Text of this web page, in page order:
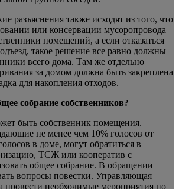
разъяснения также исходят из того, что
или консервации мусоропровода
помещений, а если отказаться
такое решение все равно должны
всего дома. Там же отдельно
за домом должна быть закреплена
для накопления отходов.
собрание собственников?
быть собственник помещения.
не менее чем 10% голосов от
в доме, могут обратиться в
ТСЖ или кооператив с
общее собрание. В обращении
вопросы повестки. Управляющая
провести необходимые мероприятия по